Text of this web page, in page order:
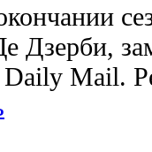
Дзерби,
Mail.